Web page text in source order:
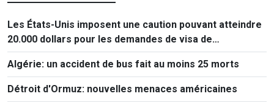
Les États-Unis imposent une caution pouvant atteindre
20.000 dollars pour les demandes de visa de
ressortissants de 50 pays
Algérie: un accident de bus fait au moins 25 morts
Détroit d'Ormuz: nouvelles menaces américaines